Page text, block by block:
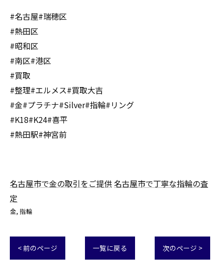
#名古屋#瑞穂区
#熱田区
#昭和区
#南区#港区
#買取
#整理#エルメス#買取大吉
#金#プラチナ#Silver#指輪#リング
#K18#K24#喜平
#熱田駅#神宮前
名古屋市で金の取引をご提供 名古屋市で丁寧な指輪の査
定
金 指輪
< 前のページ 一覧に戻る 次のページ >